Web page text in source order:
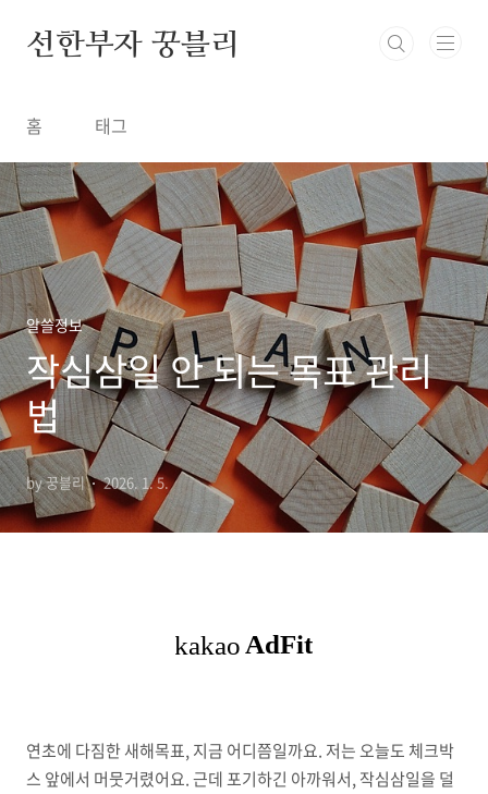
선한부자 꿍블리
홈 태그
알쓸정보
작심삼일 안 되는 목표 관리
법
by 꿍블리 2026. 1. 5.
연초에 다짐한 새해목표, 지금 어디쯤일까요. 저는 오늘도 체크박
스 앞에서 머뭇거렸어요. 근데 포기하긴 아까워서, 작심삼일을 덜